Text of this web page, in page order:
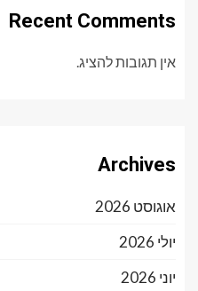
Recent Comments
אין תגובות להציג.
Archives
אוגוסט 2026
יולי 2026
יוני 2026